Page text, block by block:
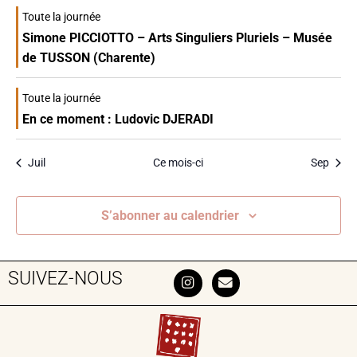
Toute la journée
Simone PICCIOTTO – Arts Singuliers Pluriels – Musée
de TUSSON (Charente)
Toute la journée
En ce moment : Ludovic DJERADI
Juil Ce mois-ci Sep
S’abonner au calendrier
SUIVEZ-NOUS